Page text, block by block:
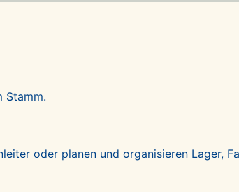
Stamm.
oder planen und organisieren Lager,